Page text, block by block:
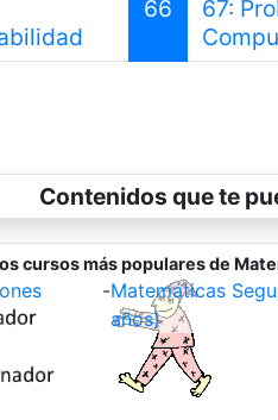
66
67:
Contenidos que te
cursos más populares de
-Matemáticas
años)